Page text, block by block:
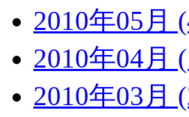
2010年05月
2010年04月
2010年03月